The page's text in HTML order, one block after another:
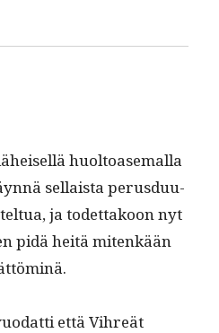
huoltoase­mal­la
sel­l­aista perus­du­u­
ja todet­takoon nyt
pidä heitä mitenkään
että Vihreät